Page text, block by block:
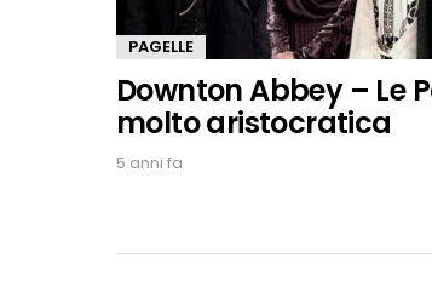
PAGELLE
Downton Abbey – Le
molto aristocratica
5 anni fa